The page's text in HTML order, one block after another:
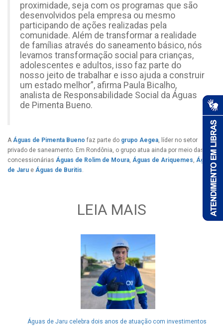
proximidade, seja com os programas que são
desenvolvidos pela empresa ou mesmo
participando de ações realizadas pela
comunidade. Além de transformar a realidade
de famílias através do saneamento básico, nós
levamos transformação social para crianças,
adolescentes e adultos, isso faz parte do
nosso jeito de trabalhar e isso ajuda a construir
um estado melhor”, afirma Paula Bicalho,
analista de Responsabilidade Social da Águas
de Pimenta Bueno.
A Águas de Pimenta Bueno faz parte do grupo Aegea , líder no setor
privado de saneamento. Em Rondônia, o grupo atua ainda por meio das
concessionárias Águas de Rolim de Moura Águas de Ariquemes Águas
de Jaru e Águas de Buritis
LEIA MAIS
Águas de Jaru celebra dois anos de atuação com investimentos